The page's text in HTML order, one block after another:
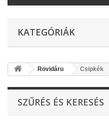
KATEGÓRIÁK
Rövidáru Csipkék
SZŰRÉS ÉS KERESÉS